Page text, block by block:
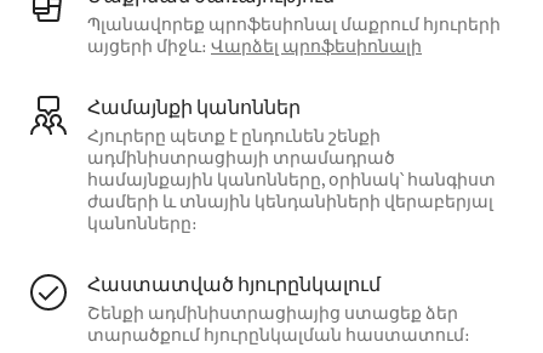
Պլանավորեք պրոֆեսիոնալ մաքրում հյուրերի
այցերի միջև։ Վարձել պրոֆեսիոնալի
Համայնքի կանոններ
Հյուրերը պետք է ընդունեն շենքի
ադմինիստրացիայի տրամադրած
համայնքային կանոնները, օրինակ՝ հանգիստ
ժամերի և տնային կենդանիների վերաբերյալ
կանոնները։
Հաստատված հյուրընկալում
Շենքի ադմինիստրացիայից ստացեք ձեր
տարածքում հյուրընկալման հաստատում։